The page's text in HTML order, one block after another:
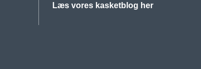
Læs vores kasketblog her